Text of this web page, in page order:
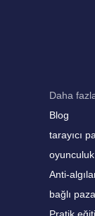
Daha
Blog
tarayıcı
oyunculuk
Anti-
bağlı